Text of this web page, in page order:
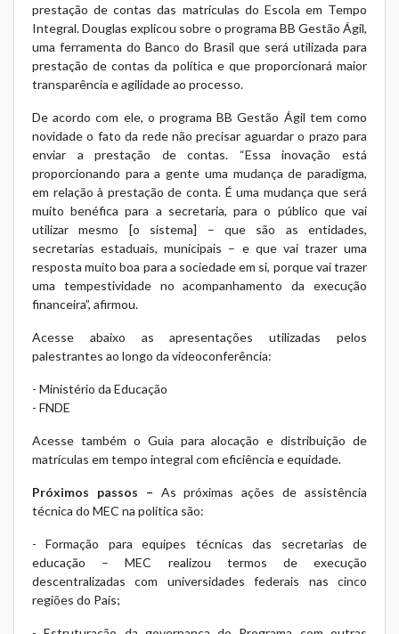
prestação de contas das matrículas do Escola em Tempo
Integral. Douglas explicou sobre o programa BB Gestão Ágil,
uma ferramenta do Banco do Brasil que será utilizada para
prestação de contas da política e que proporcionará maior
transparência e agilidade ao processo.
De acordo com ele, o programa BB Gestão Ágil tem como
novidade o fato da rede não precisar aguardar o prazo para
enviar a prestação de contas. “Essa inovação está
proporcionando para a gente uma mudança de paradigma,
em relação à prestação de conta. É uma mudança que será
muito benéfica para a secretaria, para o público que vai
utilizar mesmo [o sistema] – que são as entidades,
secretarias estaduais, municipais – e que vai trazer uma
resposta muito boa para a sociedade em si, porque vai trazer
uma tempestividade no acompanhamento da execução
financeira”, afirmou.
Acesse abaixo as apresentações utilizadas pelos
palestrantes ao longo da videoconferência:
- Ministério da Educação
- FNDE
Acesse também o Guia para alocação e distribuição de
matrículas em tempo integral com eficiência e equidade.
Próximos passos – As próximas ações de assistência
técnica do MEC na política são:
- Formação para equipes técnicas das secretarias de
educação – MEC realizou termos de execução
descentralizadas com universidades federais nas cinco
regiões do País;